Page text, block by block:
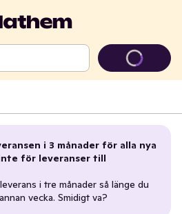
i 3 månader för alla nya
för leveranser till
i tre månader så länge du
vecka. Smidigt va?